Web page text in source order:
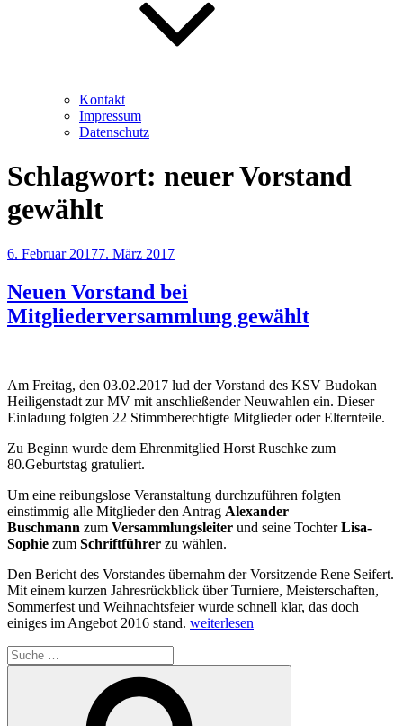
Kontakt
Impressum
Datenschutz
Schlagwort: neuer Vorstand
gewählt
Veröffentlicht
6. Februar 20177. März 2017
Neuen Vorstand bei
Mitgliederversammlung gewählt
Am Freitag, den 03.02.2017 lud der Vorstand des KSV Budokan
Heiligenstadt zur MV mit anschließender Neuwahlen ein. Dieser
Einladung folgten 22 Stimmberechtigte Mitglieder oder Elternteile.
Zu Beginn wurde dem Ehrenmitglied Horst Ruschke zum
80.Geburtstag gratuliert.
Um eine reibungslose Veranstaltung durchzuführen folgten
einstimmig alle Mitglieder den Antrag Alexander
Buschmann zum Versammlungsleiter und seine TochterLisa-
Sophie zum Schriftführer zu wählen.
Den Bericht des Vorstandes übernahm der Vorsitzende Rene Seifert.
Mit einem kurzen Jahresrückblick über Turniere, Meisterschaften,
Sommerfest und Weihnachtsfeier wurde schnell klar, das doch
einiges im Angebot 2016 stand. „Neuen
Mitgliederversammlung
weiterlesen
Suche
nach: